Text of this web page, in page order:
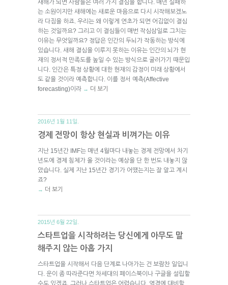
새해가 되면 사람들은 여러 가지 결심을 합니다. 매년 실패하
는 소원이지만 새해에는 새로운 마음으로 다시 시작해보겠노
라 다짐을 하죠. 우리는 왜 이렇게 연초가 되면 어김없이 결심
하는 것일까요? 그리고 이 결심들이 매번 작심삼일로 그치는
이유는 무엇일까요? 정답은 인간의 두뇌가 작동하는 방식에
있습니다. 새해 결심을 이루지 못하는 이유는 인간의 뇌가 현
재의 정서적 만족도를 높일 수 있는 방식으로 굴러가기 때문입
니다. 인간은 특정 상황에 대한 현재의 감정이 미래 상황에서
도 같을 것이라 예측합니다. 이를 정서 예측(Affective
forecasting)이라 → 더 보기
2016년 1월 11일.
경제 전망이 항상 현실과 비껴가는 이유
지난 15년간 IMF는 매년 4월마다 내놓는 경제 전망에서 차기
년도에 경제 침체가 올 것이라는 예상을 단 한 번도 내놓지 않
았습니다. 실제 지난 15년간 경기가 어땠는지는 잘 알고 계시
죠?
→ 더 보기
2015년 6월 22일.
스타트업을 시작하려는 당신에게 아무도 말
해주지 않는 아홉 가지
스타트업을 시작해서 다음 단계로 나아가는 건 보람찬 일입니
다. 운이 좀 따라준다면 차세대의 페이스북이나 구글을 설립할
수도 있겠죠. 그러나 스타트업은 어렵습니다. 역경에 대비할